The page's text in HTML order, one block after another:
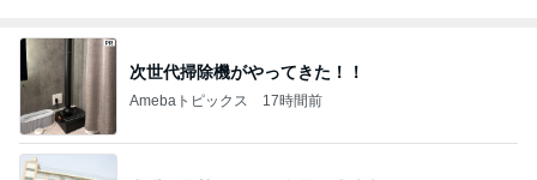
お米20kgとたくさんのシフォンケーキ